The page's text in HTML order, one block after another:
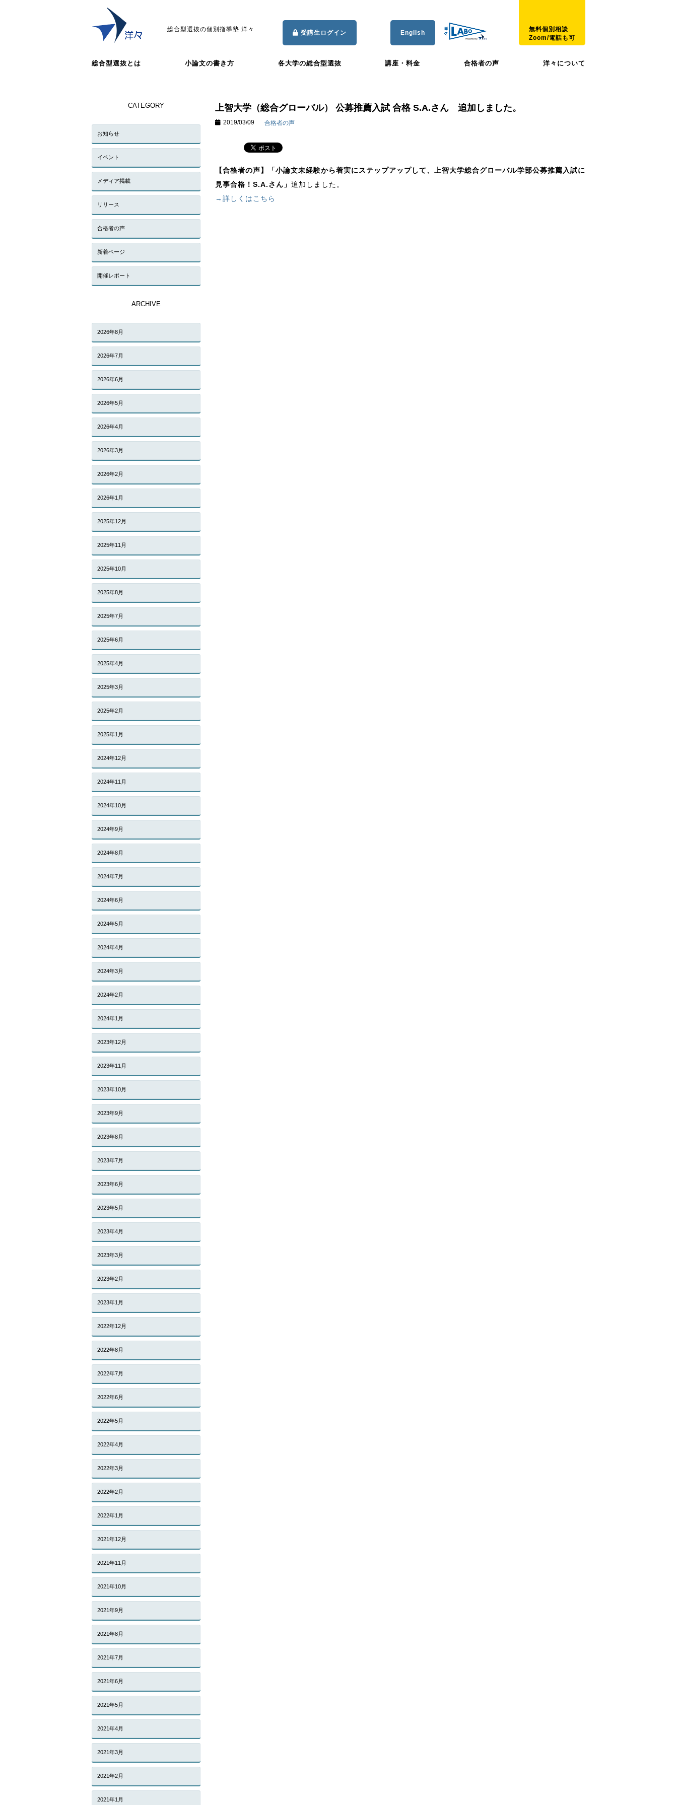
総合型選抜の個別指導塾 洋々 受講生ログイン English
無料個別相談
Zoom/電話も可
総合型選抜とは 小論文の書き方 各大学の総合型選抜 講座・料金 合格者の声 洋々について
上智大学（総合グローバル） 公募推薦入試 合格 S.A.さん 追加しました。
2019/03/09 合格者の声
【合格者の声】
「小論文未経験から着実にステップアップして、上智大学総合グローバル学部公募推薦入試に
見事合格！S.A.さん」 追加しました。
→詳しくはこちら
CATEGORY
お知らせ
イベント
メディア掲載
リリース
合格者の声
新着ページ
開催レポート
ARCHIVE
2026年8月
2026年7月
2026年6月
2026年5月
2026年4月
2026年3月
2026年2月
2026年1月
2025年12月
2025年11月
2025年10月
2025年8月
2025年7月
2025年6月
2025年4月
2025年3月
2025年2月
2025年1月
2024年12月
2024年11月
2024年10月
2024年9月
2024年8月
2024年7月
2024年6月
2024年5月
2024年4月
2024年3月
2024年2月
2024年1月
2023年12月
2023年11月
2023年10月
2023年9月
2023年8月
2023年7月
2023年6月
2023年5月
2023年4月
2023年3月
2023年2月
2023年1月
2022年12月
2022年8月
2022年7月
2022年6月
2022年5月
2022年4月
2022年3月
2022年2月
2022年1月
2021年12月
2021年11月
2021年10月
2021年9月
2021年8月
2021年7月
2021年6月
2021年5月
2021年4月
2021年3月
2021年2月
2021年1月